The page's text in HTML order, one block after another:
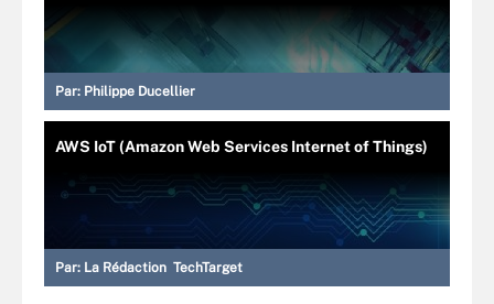
Par: Philippe Ducellier
AWS IoT (Amazon Web Services Internet of Things)
Par: La Rédaction TechTarget